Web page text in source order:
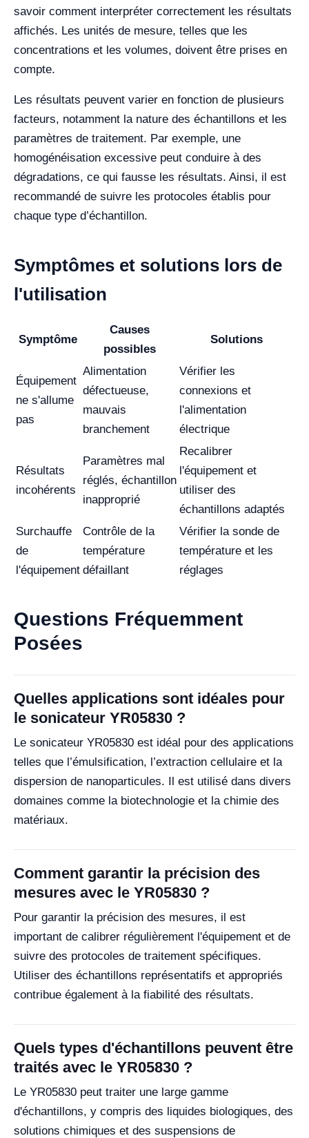
savoir comment interpréter correctement les résultats
affichés. Les unités de mesure, telles que les
concentrations et les volumes, doivent être prises en
compte.
Les résultats peuvent varier en fonction de plusieurs
facteurs, notamment la nature des échantillons et les
paramètres de traitement. Par exemple, une
homogénéisation excessive peut conduire à des
dégradations, ce qui fausse les résultats. Ainsi, il est
recommandé de suivre les protocoles établis pour
chaque type d’échantillon.
Symptômes et solutions lors de
l'utilisation
Symptôme
Causes
possibles
Solutions
Équipement
ne s'allume
pas
Alimentation
défectueuse,
mauvais
branchement
Vérifier les
connexions et
l'alimentation
électrique
Résultats
incohérents
Paramètres mal
réglés, échantillon
inapproprié
Recalibrer
l'équipement et
utiliser des
échantillons adaptés
Surchauffe
de
l'équipement
Contrôle de la
température
défaillant
Vérifier la sonde de
température et les
réglages
Questions Fréquemment
Posées
Quelles applications sont idéales pour
le sonicateur YR05830 ?
Le sonicateur YR05830 est idéal pour des applications
telles que l’émulsification, l’extraction cellulaire et la
dispersion de nanoparticules. Il est utilisé dans divers
domaines comme la biotechnologie et la chimie des
matériaux.
Comment garantir la précision des
mesures avec le YR05830 ?
Pour garantir la précision des mesures, il est
important de calibrer régulièrement l'équipement et de
suivre des protocoles de traitement spécifiques.
Utiliser des échantillons représentatifs et appropriés
contribue également à la fiabilité des résultats.
Quels types d'échantillons peuvent être
traités avec le YR05830 ?
Le YR05830 peut traiter une large gamme
d'échantillons, y compris des liquides biologiques, des
solutions chimiques et des suspensions de